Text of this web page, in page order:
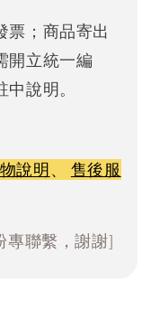
票；商品寄出
開立統一編
說明。
說明、 售後服
專聯繫，謝謝]